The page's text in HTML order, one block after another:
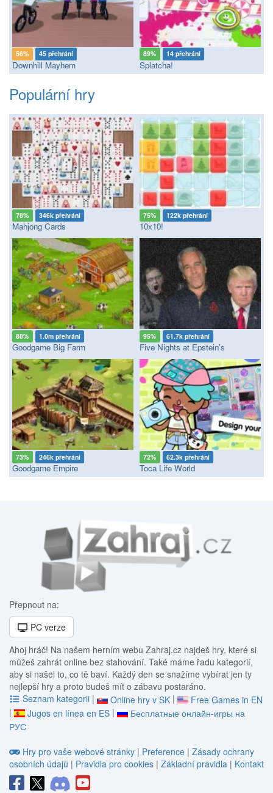
56% 45 přehrání
Downhill Mayhem
89% 14 přehrání
Splatcha!
Populární hry
78% 346k přehrání
Mahjong Cards
75% 122k přehrání
10x10!
88% 1.0m přehrání
Goodgame Big Farm
95% 61.7k přehrání
Five Nights at Epstein’s
73% 246k přehrání
Goodgame Empire
72% 62.3k přehrání
Toca Life World
Přepnout na:
PC verze
Ahoj hráč! Na našem herním webu Zahraj.cz najdeš hry, které si
můžeš zahrát online bez stahování. Také máme řadu kategorií,
aby si našel to, co tě baví. Každý den se snažíme vybírat jen ty
nejlepší hry a proto budeš mít o zábavu postaráno.
Seznam kategorii | Online hry v SK |
Free Games in EN
|
Jugos en línea en ES |
Бесплатные онлайн-игры на
РУС
Hry pro vaše webové stránky | Preference | Zásady ochrany
osobních údajů | Pravidla pro cookies | Základní pravidla | Kontakt